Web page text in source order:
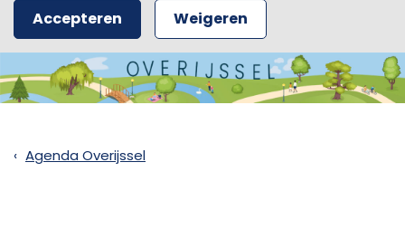
Accepteren Weigeren
Agenda Overijssel